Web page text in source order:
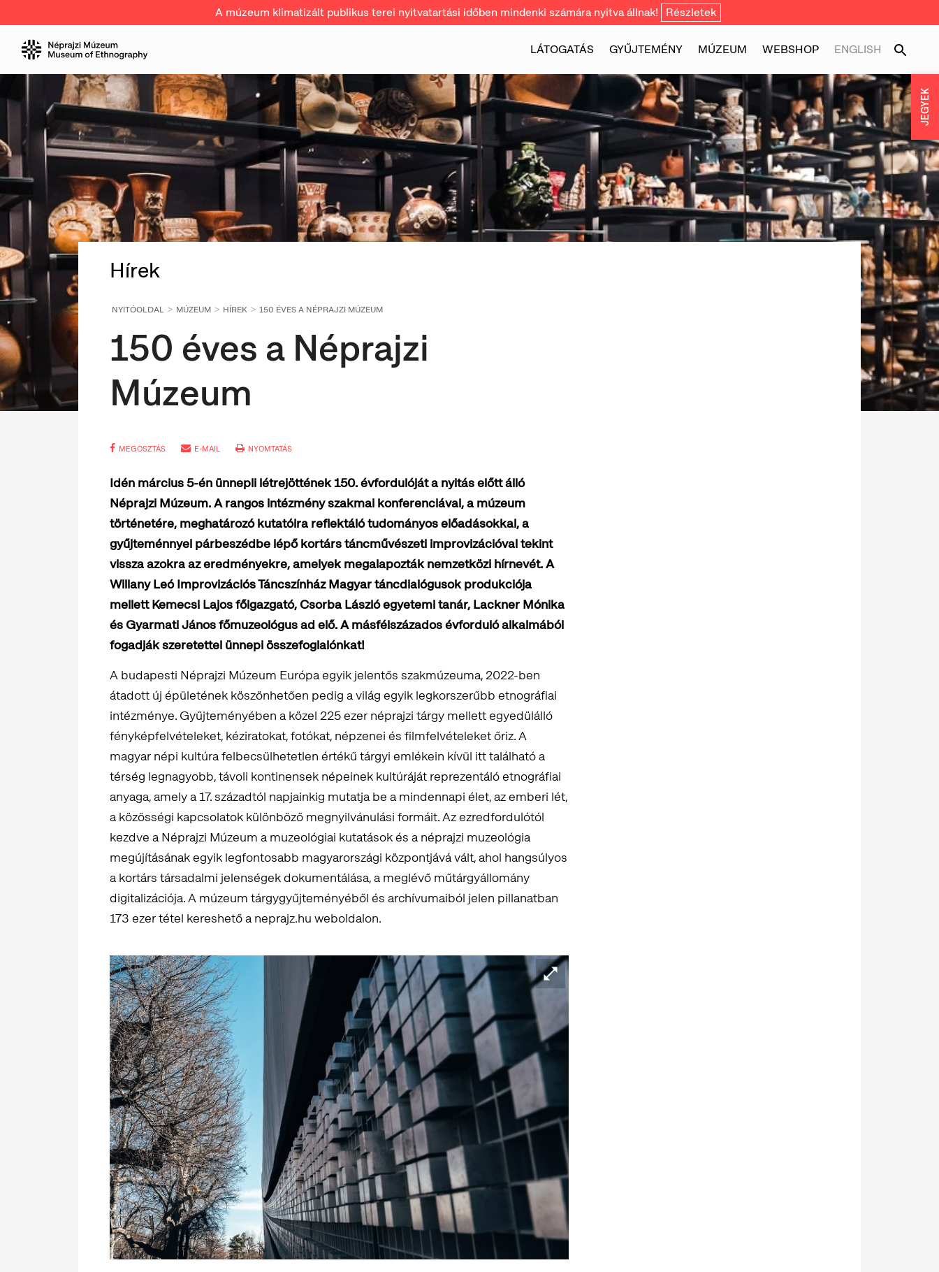
A múzeum klimatizált publikus terei nyitvatartási időben mindenki számára nyitva állnak! Részletek
LÁTOGATÁS GYŰJTEMÉNY MÚZEUM WEBSHOP ENGLISH
Hírek
NYITÓOLDAL MÚZEUM HÍREK 150 ÉVES A NÉPRAJZI MÚZEUM
150 éves a Néprajzi
Múzeum
MEGOSZTÁS E-MAIL NYOMTATÁS
Idén március 5-én ünnepli létrejöttének 150. évfordulóját a nyitás előtt álló
Néprajzi Múzeum. A rangos intézmény szakmai konferenciával, a múzeum
történetére, meghatározó kutatóira reflektáló tudományos előadásokkal, a
gyűjteménnyel párbeszédbe lépő kortárs táncművészeti improvizációval tekint
vissza azokra az eredményekre, amelyek megalapozták nemzetközi hírnevét. A
Willany Leó Improvizációs Táncszínház Magyar táncdialógusok produkciója
mellett Kemecsi Lajos főigazgató, Csorba László egyetemi tanár, Lackner Mónika
és Gyarmati János főmuzeológus ad elő. A másfélszázados évforduló alkalmából
fogadják szeretettel ünnepi összefoglalónkat!
A budapesti Néprajzi Múzeum Európa egyik jelentős szakmúzeuma, 2022-ben
átadott új épületének köszönhetően pedig a világ egyik legkorszerűbb etnográfiai
intézménye. Gyűjteményében a közel 225 ezer néprajzi tárgy mellett egyedülálló
fényképfelvételeket, kéziratokat, fotókat, népzenei és filmfelvételeket őriz. A
magyar népi kultúra felbecsülhetetlen értékű tárgyi emlékein kívül itt található a
térség legnagyobb, távoli kontinensek népeinek kultúráját reprezentáló etnográfiai
anyaga, amely a 17. századtól napjainkig mutatja be a mindennapi élet, az emberi lét,
a közösségi kapcsolatok különböző megnyilvánulási formáit. Az ezredfordulótól
kezdve a Néprajzi Múzeum a muzeológiai kutatások és a néprajzi muzeológia
megújításának egyik legfontosabb magyarországi központjává vált, ahol hangsúlyos
a kortárs társadalmi jelenségek dokumentálása, a meglévő műtárgyállomány
digitalizációja. A múzeum tárgygyűjteményéből és archívumaiból jelen pillanatban
173 ezer tétel kereshető a neprajz.hu weboldalon.
JEGYEK